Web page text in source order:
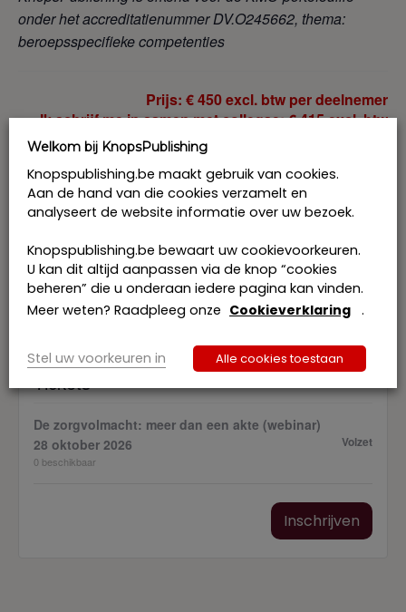
onder het accreditatienummer DV.O245662, thema:
beroepsspecifieke competenties
Prijs: € 450 excl. btw per deelnemer
Ik schrijf me in samen met collegae: € 415 excl. btw
Ik vraag tussenkomst van de KMO-portefeuille aan en
betaal enkel het btw-bedrag.
Toevoegen aan kalender
Tickets
De zorgvolmacht: meer dan een akte (webinar)
28 oktober 2026
0 beschikbaar
Volzet
Inschrijven
Welkom bij KnopsPublishing
Knopspublishing.be maakt gebruik van cookies.
Aan de hand van die cookies verzamelt en
analyseert de website informatie over uw bezoek.
Knopspublishing.be bewaart uw cookievoorkeuren.
U kan dit altijd aanpassen via de knop “cookies
beheren” die u onderaan iedere pagina kan vinden.
Meer weten? Raadpleeg onze Cookieverklaring .
Stel uw voorkeuren in Alle cookies toestaan